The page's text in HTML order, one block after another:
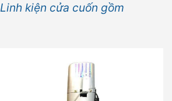
Linh kiện cửa cuốn gồm